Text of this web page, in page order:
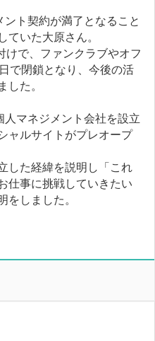
ト契約が満了となること
いた大原さん。
で、ファンクラブやオフ
で閉鎖となり、今後の活
た。
マネジメント会社を設立
ャルサイトがプレオープ
した経緯を説明し「これ
仕事に挑戦していきたい
しました。